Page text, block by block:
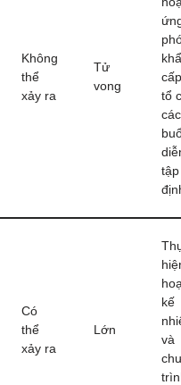
Không
thể
xảy ra
Tử
vong
tổ
các
tập
Có
thể
xảy ra
Lớn
kế
và